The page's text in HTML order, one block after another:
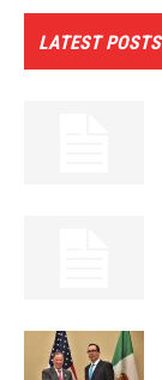
LATEST POSTS